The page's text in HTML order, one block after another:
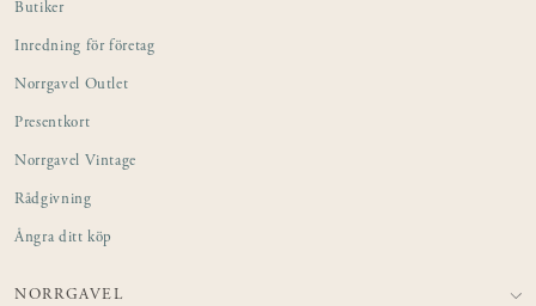
Butiker
Inredning för företag
Norrgavel Outlet
Presentkort
Norrgavel Vintage
Rådgivning
Ångra ditt köp
NORRGAVEL